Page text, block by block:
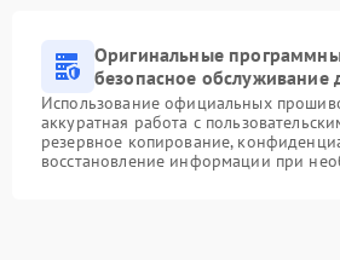
Оригинальные
безопасное обслуживание
Использование официальных
аккуратная работа с
резервное копирование,
восстановление информации при